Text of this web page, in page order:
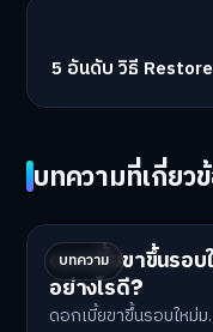
5 อันดับ วิธี
บทความที่เกี่ยว
บทความ
ดอกเบี้ยขาขึ้นรอ
อย่างไรดี?
ดอกเบี้ยขาขึ้นรอบใหม่